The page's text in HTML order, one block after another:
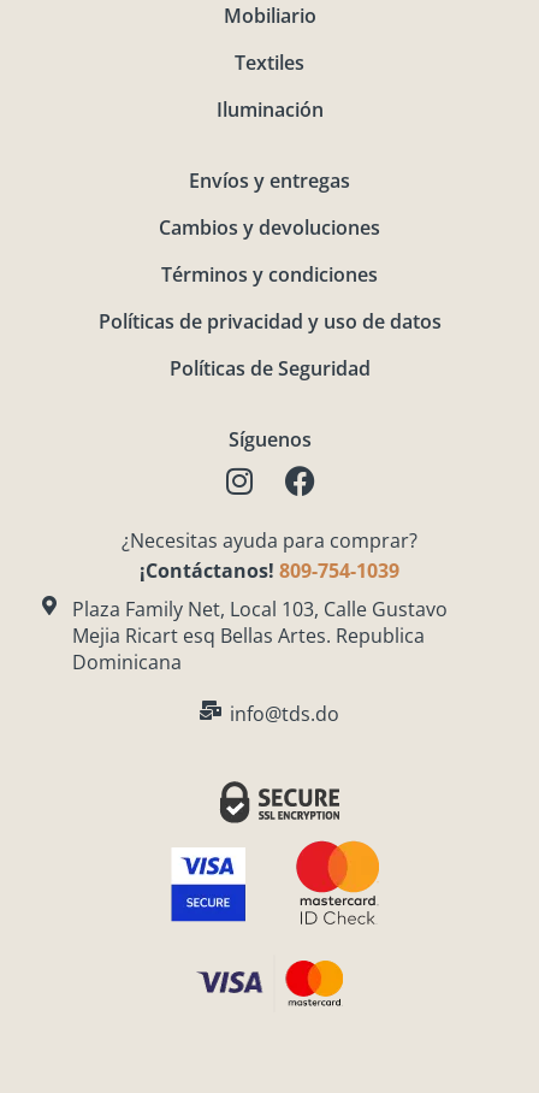
Mobiliario
Textiles
Iluminación
Envíos y entregas
Cambios y devoluciones
Términos y condiciones
Políticas de privacidad y uso de datos
Políticas de Seguridad
Síguenos
I
n
t
a
g
r
m
F
a
e
b
o
o
¿Necesitas ayuda para comprar?
¡Contáctanos! 809-754-1039
Plaza Family Net, Local 103, Calle Gustavo
Mejia Ricart esq Bellas Artes. Republica
Dominicana
info@tds.do